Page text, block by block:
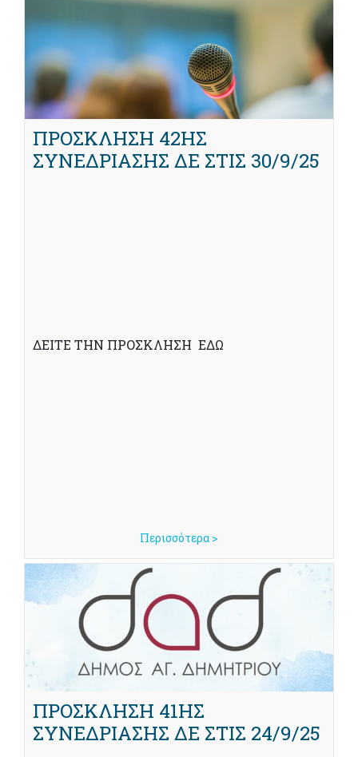
ΠΡΟΣΚΛΗΣΗ 42ΗΣ
ΣΥΝΕΔΡΙΑΣΗΣ ΔΕ ΣΤΙΣ 30/9/25
ΔΕΙΤΕ ΤΗΝ ΠΡΟΣΚΛΗΣΗ ΕΔΩ
Περισσότερα >
ΠΡΟΣΚΛΗΣΗ 41ΗΣ
ΣΥΝΕΔΡΙΑΣΗΣ ΔΕ ΣΤΙΣ 24/9/25